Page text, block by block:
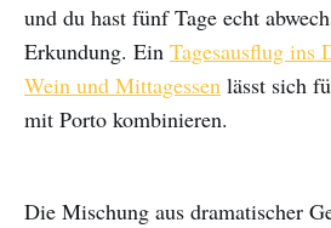
und du hast fünf Tage echt
Erkundung. Ein Tagesausflug ins
Wein und Mittagessen lässt sich
mit Porto kombinieren.
Die Mischung aus dramatischer